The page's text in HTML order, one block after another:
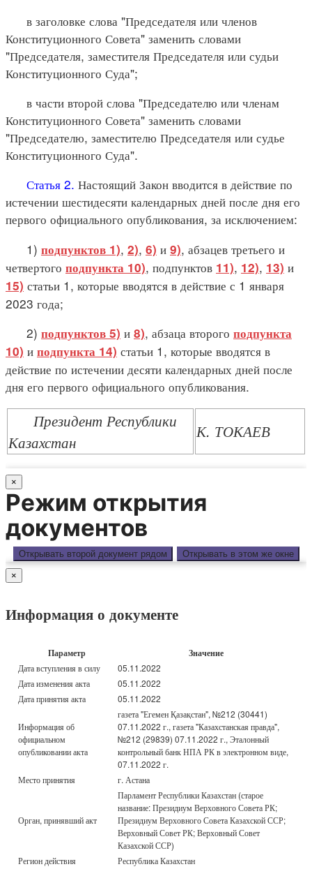
в заголовке слова "Председателя или членов
Конституционного Совета" заменить словами
"Председателя, заместителя Председателя или судьи
Конституционного Суда";
в части второй слова "Председателю или членам
Конституционного Совета" заменить словами
"Председателю, заместителю Председателя или судье
Конституционного Суда".
Статья 2. Настоящий Закон вводится в действие по
истечении шестидесяти календарных дней после дня его
первого официального опубликования, за исключением:
1) подпунктов 1), 2), 6) и 9), абзацев третьего и
четвертого подпункта 10), подпунктов 11), 12), 13) и
15) статьи 1, которые вводятся в действие с 1 января
2023 года;
2) подпунктов 5) и 8), абзаца второго подпункта
10) и подпункта 14) статьи 1, которые вводятся в
действие по истечении десяти календарных дней после
дня его первого официального опубликования.
Президент Республики
Казахстан
К. ТОКАЕВ
×
Режим открытия
документов
Открывать второй документ рядом Открывать в этом же окне
×
Информация о документе
Параметр Значение
Дата вступления в силу
05.11.2022
Дата изменения акта
05.11.2022
Дата принятия акта
05.11.2022
Информация об
официальном
опубликовании акта
газета "Егемен Қазақстан", №212 (30441)
07.11.2022 г., газета "Казахстанская правда",
№212 (29839) 07.11.2022 г., Эталонный
контрольный банк НПА РК в электронном виде,
07.11.2022 г.
Место принятия
г. Астана
Орган, принявший акт
Парламент Республики Казахстан (старое
название: Президиум Верховного Совета РК;
Президиум Верховного Совета Казахской ССР;
Верховный Совет РК; Верховный Совет
Казахской ССР)
Регион действия
Республика Казахстан